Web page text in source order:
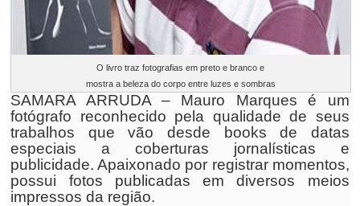
O livro traz fotografias em preto e branco e
mostra a beleza do corpo entre luzes e sombras
SAMARA ARRUDA – Mauro Marques é um
fotógrafo reconhecido pela qualidade de seus
trabalhos que vão desde books de datas
especiais a coberturas jornalísticas e
publicidade. Apaixonado por registrar momentos,
possui fotos publicadas em diversos meios
impressos da região.